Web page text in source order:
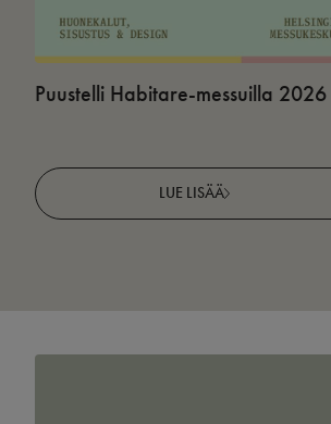
Puustelli Habitare-messuilla 2026
LUE LISÄÄ